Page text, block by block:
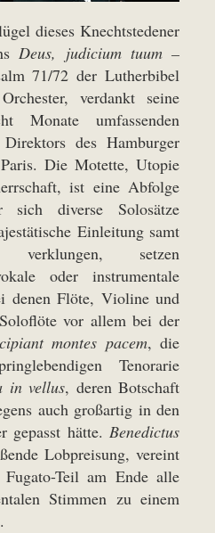
dieses Knechtstedener
Deus, judicium tuum –
71/72 der Lutherbibel
verdankt seine
Monate umfassenden
des Hamburger
Die Motette, Utopie
ist eine Abfolge
sich diverse Solosätze
Einleitung samt
setzen
oder instrumentale
denen Flöte, Violine und
vor allem bei der
montes pacem, die
Tenorarie
in vellus, deren Botschaft
auch großartig in den
gepasst hätte. Benedictus
Lobpreisung, vereint
Teil am Ende alle
Stimmen zu einem